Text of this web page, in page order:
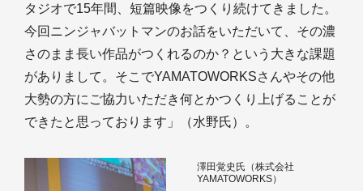
タジオで15年間、短篇映像をつくり続けてきました。
今回ニンジャバットマンのお話をいただいて、その濃
さのまま長い作品がつくれるのか？という大きな課題
がありまして。そこでYAMATOWORKSさんやその他
大勢の方にご協力いただき何とかつくり上げることが
できたと思っております」（水野氏）。
澤田覚史氏（株式会社
YAMATOWORKS）